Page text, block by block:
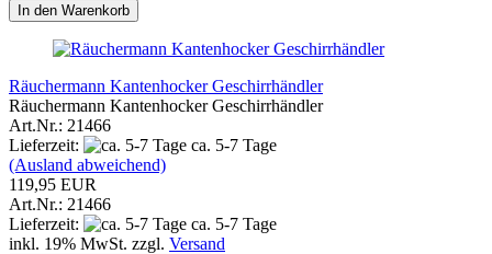
In den Warenkorb
Räuchermann Kantenhocker Geschirrhändler
Räuchermann Kantenhocker Geschirrhändler
Art.Nr.: 21466
Lieferzeit:
ca. 5-7 Tage
(Ausland abweichend)
119,95 EUR
Art.Nr.: 21466
Lieferzeit:
ca. 5-7 Tage
inkl. 19% MwSt. zzgl. Versand